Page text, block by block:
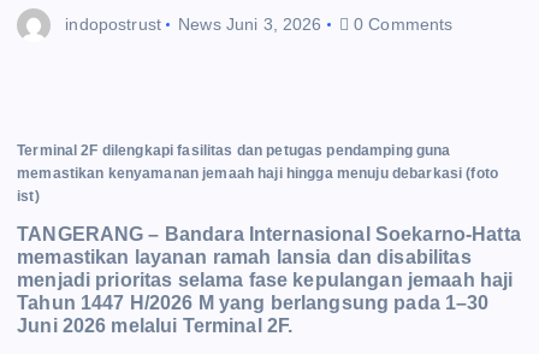
indopostrust News Juni 3, 2026 0 Comments
Terminal 2F dilengkapi fasilitas dan petugas pendamping guna
memastikan kenyamanan jemaah haji hingga menuju debarkasi (foto
ist)
TANGERANG – Bandara Internasional Soekarno-Hatta
memastikan layanan ramah lansia dan disabilitas
menjadi prioritas selama fase kepulangan jemaah haji
Tahun 1447 H/2026 M yang berlangsung pada 1–30
Juni 2026 melalui Terminal 2F.